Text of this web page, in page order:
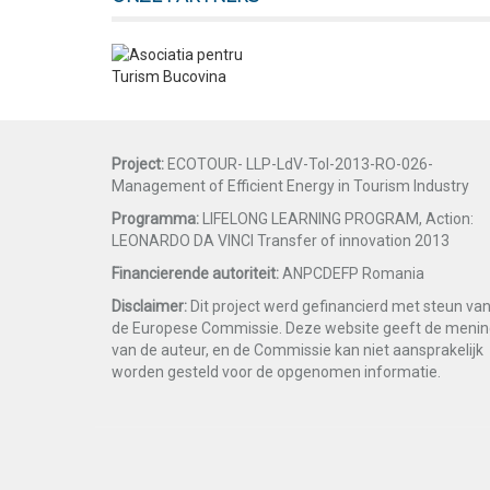
Project: ECOTOUR- LLP-LdV-ToI-2013-RO-026-
Management of Efficient Energy in Tourism Industry
Programma: LIFELONG LEARNING PROGRAM, Action:
LEONARDO DA VINCI Transfer of innovation 2013
Financierende autoriteit:ANPCDEFP Romania
Disclaimer: Dit project werd gefinancierd met steun van
de Europese Commissie. Deze website geeft de
van de auteur, en de Commissie kan niet aansprakelijk
worden gesteld voor de opgenomen informatie.